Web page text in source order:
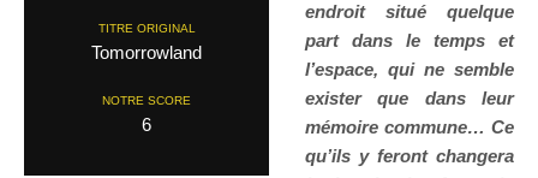
TITRE ORIGINAL
Tomorrowland
NOTRE SCORE
6
endroit situé quelque
part dans le temps et
l’espace, qui ne semble
exister que dans leur
mémoire commune… Ce
qu’ils y feront changera